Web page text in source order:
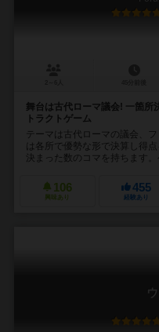
舞台は古代ローマ議会! 一箇所
トラクトゲーム
テーマは古代ローマの議会、
は各所で優勢な形で決算し得
決まった数のコマを持ちます
106
興味あり
455
経験あり